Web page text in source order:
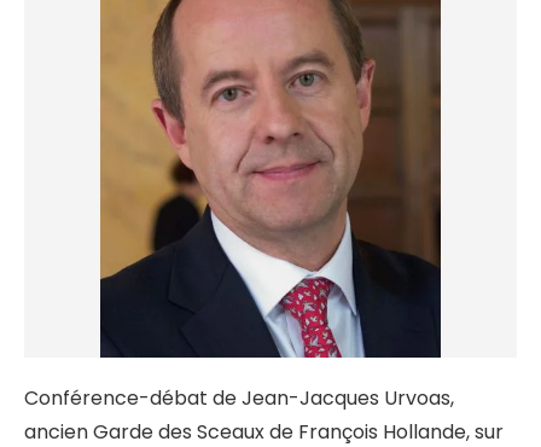
Conférence-débat de Jean-Jacques Urvoas,
ancien Garde des Sceaux de François Hollande, sur